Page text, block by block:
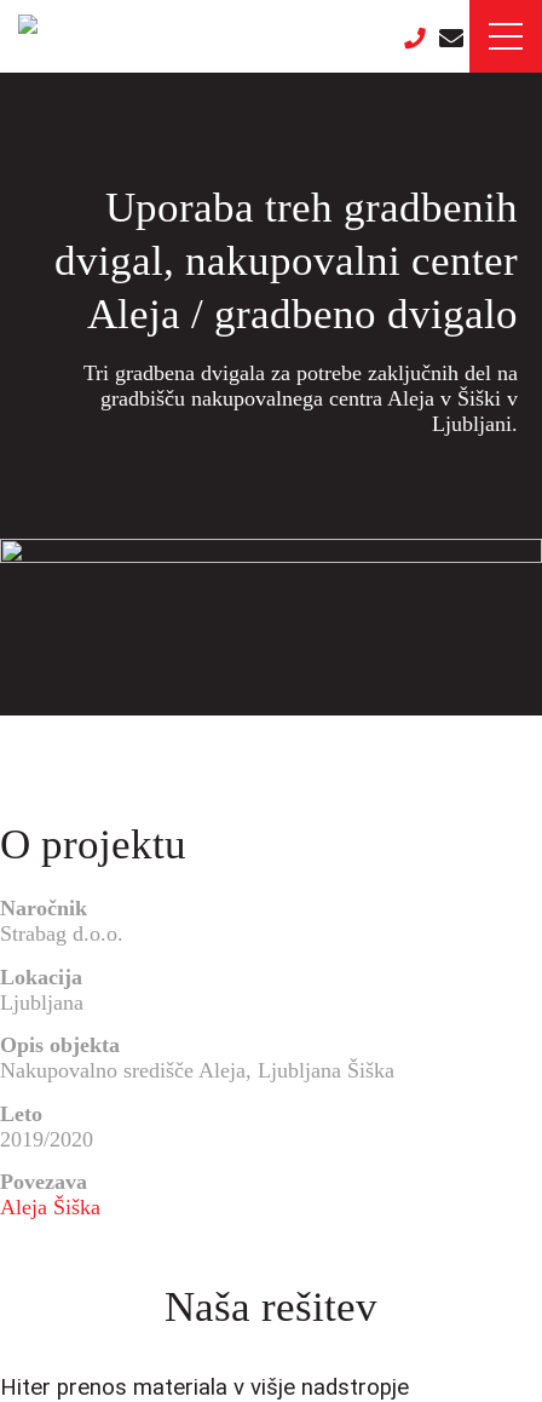
Uporaba treh gradbenih
dvigal, nakupovalni center
Aleja / gradbeno dvigalo
Tri gradbena dvigala za potrebe zaključnih del na
gradbišču nakupovalnega centra Aleja v Šiški v
Ljubljani.
O projektu
Naročnik
Strabag d.o.o.
Lokacija
Ljubljana
Opis objekta
Nakupovalno središče Aleja, Ljubljana Šiška
Leto
2019/2020
Povezava
Aleja Šiška
Naša rešitev
Hiter prenos materiala v višje nadstropje